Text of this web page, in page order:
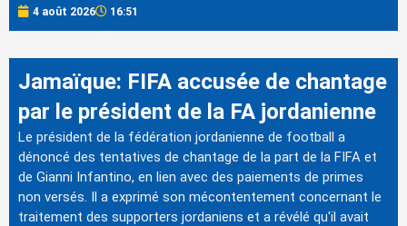
4 août 2026 16:51
Jamaïque: FIFA accusée de chantage
par le président de la FA jordanienne
Le président de la fédération jordanienne de football a
dénoncé des tentatives de chantage de la part de la FIFA et
de Gianni Infantino, en lien avec des paiements de primes
non versés. Il a exprimé son mécontentement concernant le
traitement des supporters jordaniens et a révélé qu'il avait